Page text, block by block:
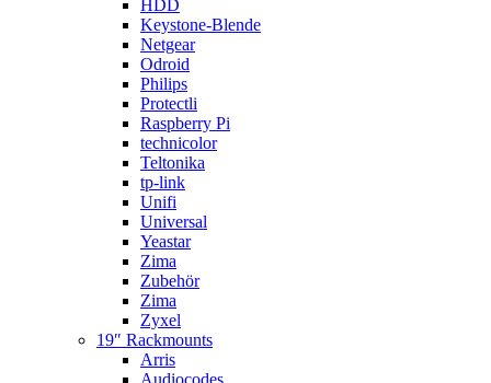
HDD
Keystone-Blende
Netgear
Odroid
Philips
Protectli
Raspberry Pi
technicolor
Teltonika
tp-link
Unifi
Universal
Yeastar
Zima
Zubehör
Zima
Zyxel
19″ Rackmounts
Arris